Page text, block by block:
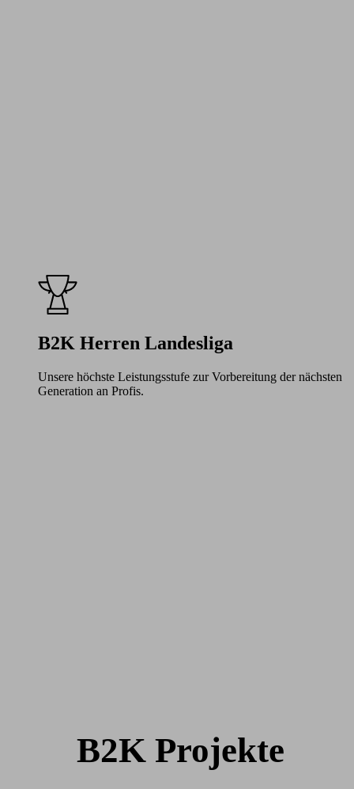
B2K Herren Landesliga
Unsere höchste Leistungsstufe zur Vorbereitung der nächsten
Generation an Profis.
B2K Projekte